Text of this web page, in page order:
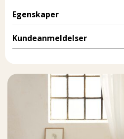
Egenskaper
Kundeanmeldelser